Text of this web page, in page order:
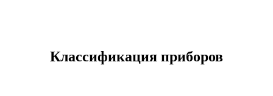
Классификация приборов